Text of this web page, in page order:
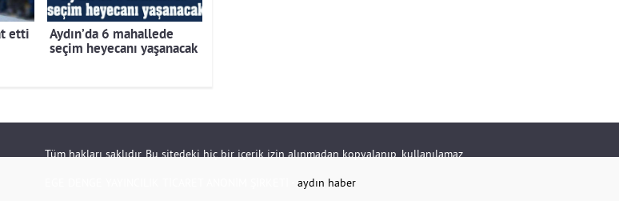
etti
Aydın’da 6 mahallede
seçim heyecanı yaşanacak
Tüm hakları saklıdır. Bu sitedeki hiç bir içerik izin alınmadan kopyalanıp, kullanılamaz.
aydın haber